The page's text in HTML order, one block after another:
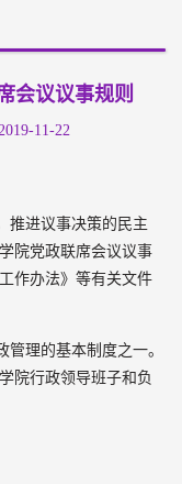
会议议事规则
11-22
推进议事决策的民主
院党政联席会议议事
作办法》等有关文件
理的基本制度之一。
院行政领导班子和负